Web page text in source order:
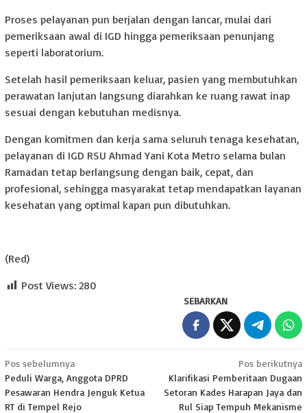
Proses pelayanan pun berjalan dengan lancar, mulai dari
pemeriksaan awal di IGD hingga pemeriksaan penunjang
seperti laboratorium.
Setelah hasil pemeriksaan keluar, pasien yang membutuhkan
perawatan lanjutan langsung diarahkan ke ruang rawat inap
sesuai dengan kebutuhan medisnya.
Dengan komitmen dan kerja sama seluruh tenaga kesehatan,
pelayanan di IGD RSU Ahmad Yani Kota Metro selama bulan
Ramadan tetap berlangsung dengan baik, cepat, dan
profesional, sehingga masyarakat tetap mendapatkan layanan
kesehatan yang optimal kapan pun dibutuhkan.
(Red)
Post Views: 280
SEBARKAN
Navigasi
pos
Pos sebelumnya
Peduli Warga, Anggota DPRD
Pesawaran Hendra Jenguk Ketua
RT di Tempel Rejo
Pos berikutnya
Klarifikasi Pemberitaan Dugaan
Setoran Kades Harapan Jaya dan
Rul Siap Tempuh Mekanisme